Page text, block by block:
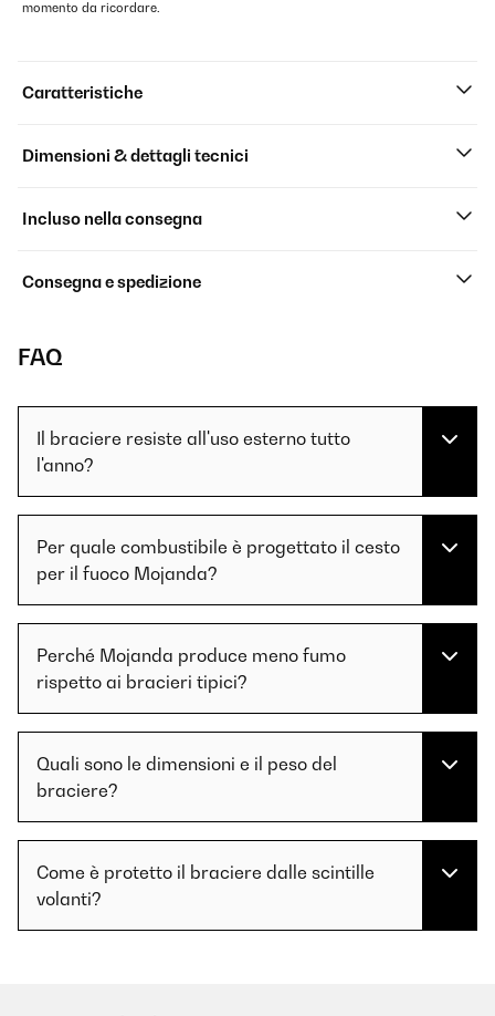
momento da ricordare.
Caratteristiche
Dimensioni & dettagli tecnici
Incluso nella consegna
Consegna e spedizione
FAQ
Il braciere resiste all'uso esterno tutto
l'anno?
Per quale combustibile è progettato il cesto
per il fuoco Mojanda?
Perché Mojanda produce meno fumo
rispetto ai bracieri tipici?
Quali sono le dimensioni e il peso del
braciere?
Come è protetto il braciere dalle scintille
volanti?